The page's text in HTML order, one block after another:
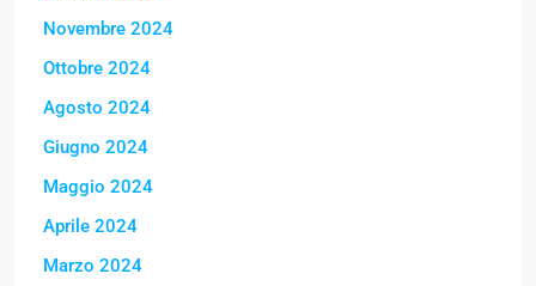
Novembre 2024
Ottobre 2024
Agosto 2024
Giugno 2024
Maggio 2024
Aprile 2024
Marzo 2024